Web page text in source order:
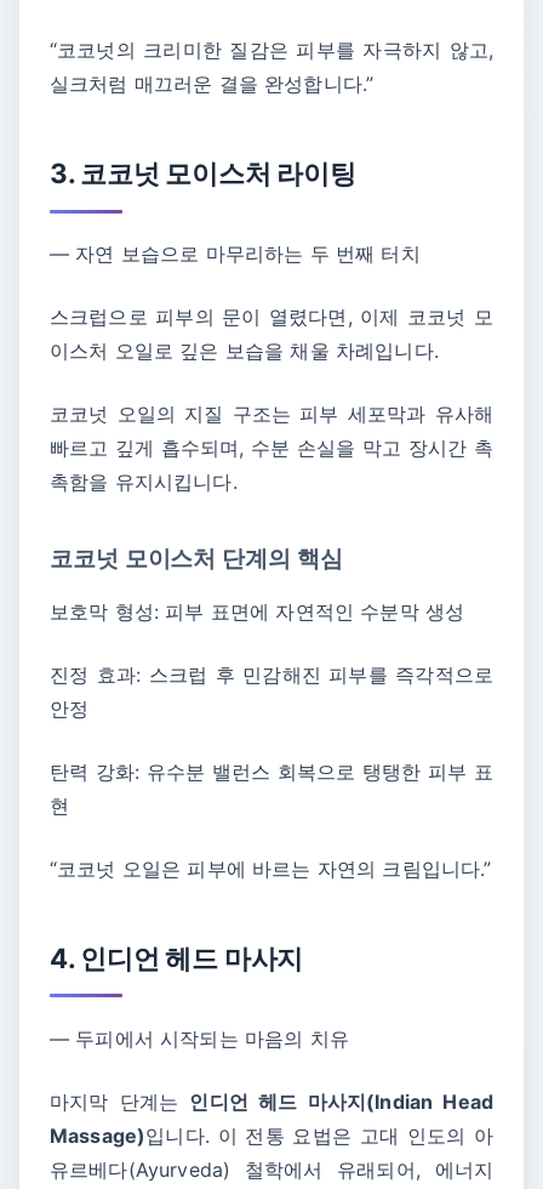
“코코넛의 크리미한 질감은 피부를 자극하지 않고,
실크처럼 매끄러운 결을 완성합니다.”
3. 코코넛 모이스처 라이팅
― 자연 보습으로 마무리하는 두 번째 터치
스크럽으로 피부의 문이 열렸다면, 이제 코코넛 모
이스처 오일로 깊은 보습을 채울 차례입니다.
코코넛 오일의 지질 구조는 피부 세포막과 유사해
빠르고 깊게 흡수되며, 수분 손실을 막고 장시간 촉
촉함을 유지시킵니다.
코코넛 모이스처 단계의 핵심
보호막 형성: 피부 표면에 자연적인 수분막 생성
진정 효과: 스크럽 후 민감해진 피부를 즉각적으로
안정
탄력 강화: 유수분 밸런스 회복으로 탱탱한 피부 표
현
“코코넛 오일은 피부에 바르는 자연의 크림입니다.”
4. 인디언 헤드 마사지
― 두피에서 시작되는 마음의 치유
마지막 단계는 인디언 헤드 마사지(Indian Head
Massage)입니다. 이 전통 요법은 고대 인도의 아
유르베다(Ayurveda) 철학에서 유래되어, 에너지